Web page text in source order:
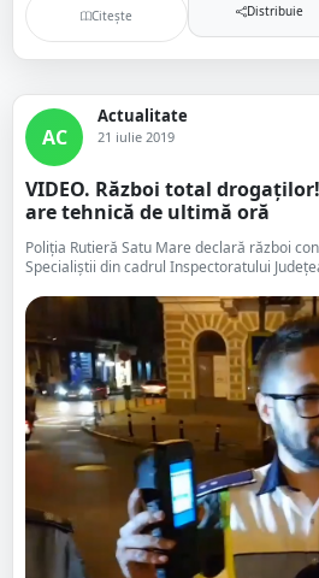
Citește Distribuie
AC
Actualitate
21 iulie 2019
VIDEO. Război total
are tehnică de ultimă oră
Poliția Rutieră Satu Mare declară război
Specialiștii din cadrul Inspectoratului